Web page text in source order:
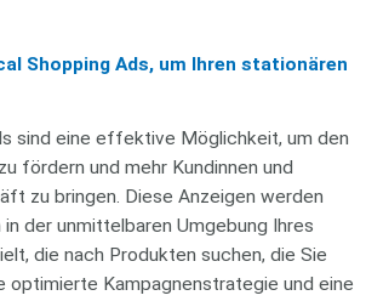
Shopping Ads, um Ihren stationären
sind eine effektive Möglichkeit, um den
fördern und mehr Kundinnen und
zu bringen. Diese Anzeigen werden
der unmittelbaren Umgebung Ihres
die nach Produkten suchen, die Sie
optimierte Kampagnenstrategie und eine